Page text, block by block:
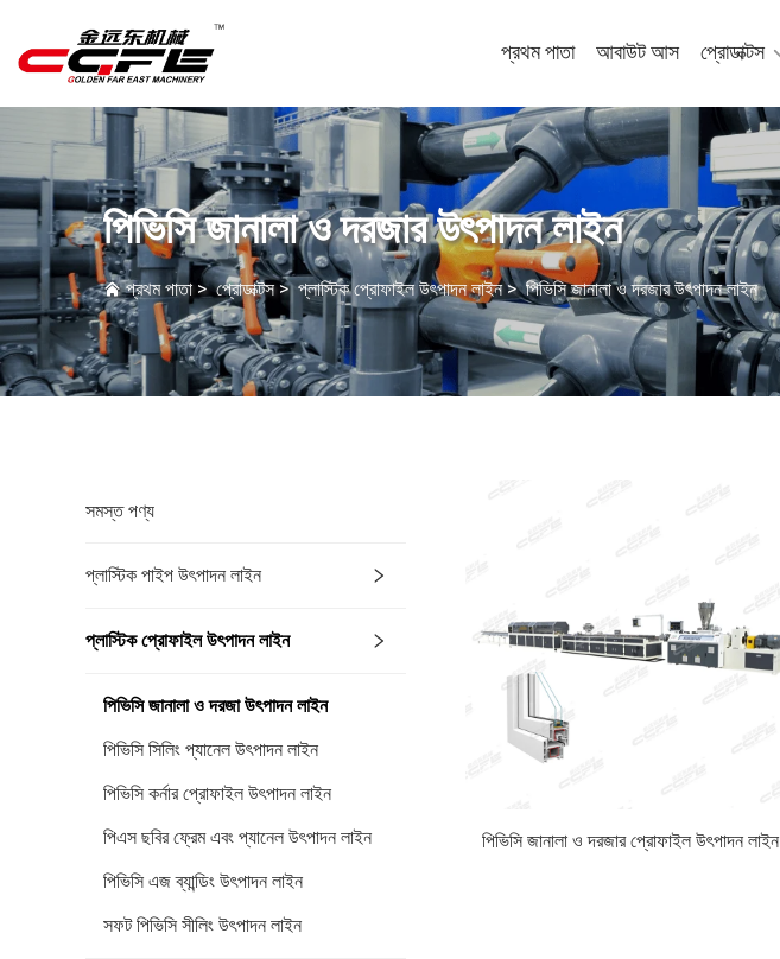
প্রথম পাতা আবাউট আস প্রোডাক্টস
পিভিসি জানালা ও দরজার উৎপাদন লাইন
প্রথম পাতা>প্রোডাক্টস>প্লাস্টিক প্রোফাইল উৎপাদন লাইন>পিভিসি জানালা ও দরজার উৎপাদন লাইন
সমস্ত পণ্য
প্লাস্টিক পাইপ উৎপাদন লাইন
প্লাস্টিক প্রোফাইল উৎপাদন লাইন
পিভিসি জানালা ও দরজা উৎপাদন লাইন
পিভিসি সিলিং প্যানেল উৎপাদন লাইন
পিভিসি কর্নার প্রোফাইল উৎপাদন লাইন
পিএস ছবির ফ্রেম এবং প্যানেল উৎপাদন লাইন
পিভিসি এজ ব্যান্ডিং উৎপাদন লাইন
সফট পিভিসি সীলিং উৎপাদন লাইন
পিভিসি জানালা ও দরজার প্রোফাইল উৎপাদন লাইন